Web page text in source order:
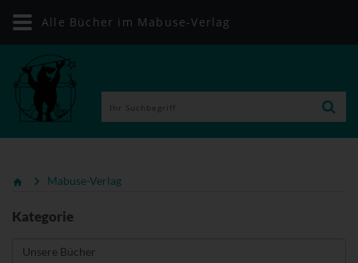
Mabuse-Verlag
Kategorie
Alle Bücher im Mabuse-Verlag